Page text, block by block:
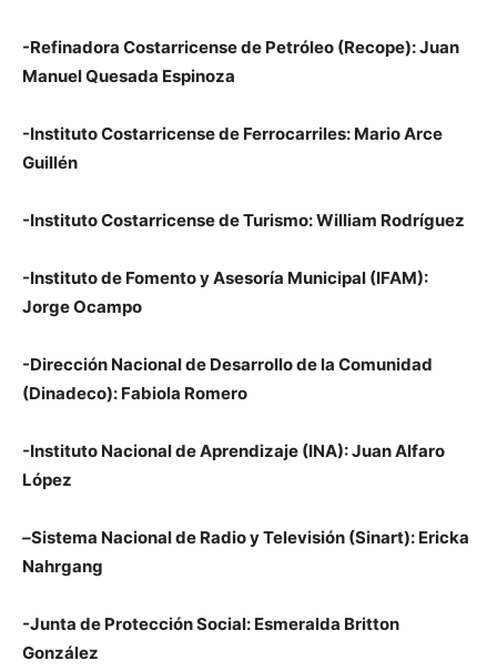
-Refinadora Costarricense de Petróleo (Recope): Juan
Manuel Quesada Espinoza
-Instituto Costarricense de Ferrocarriles: Mario Arce
Guillén
-Instituto Costarricense de Turismo: William Rodríguez
-Instituto de Fomento y Asesoría Municipal (IFAM):
Jorge Ocampo
-Dirección Nacional de Desarrollo de la Comunidad
(Dinadeco): Fabiola Romero
-Instituto Nacional de Aprendizaje (INA): Juan Alfaro
López
–Sistema Nacional de Radio y Televisión (Sinart): Ericka
Nahrgang
-Junta de Protección Social: Esmeralda Britton
González